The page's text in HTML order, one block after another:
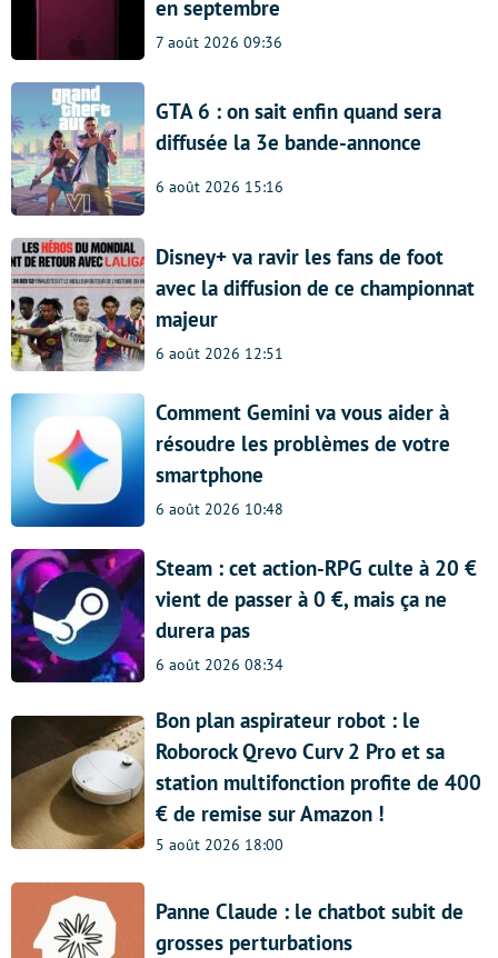
en septembre
7 août 2026 09:36
GTA 6 : on sait enfin quand sera
diffusée la 3e bande-annonce
6 août 2026 15:16
Disney+ va ravir les fans de foot
avec la diffusion de ce championnat
majeur
6 août 2026 12:51
Comment Gemini va vous aider à
résoudre les problèmes de votre
smartphone
6 août 2026 10:48
Steam : cet action-RPG culte à 20 €
vient de passer à 0 €, mais ça ne
durera pas
6 août 2026 08:34
Bon plan aspirateur robot : le
Roborock Qrevo Curv 2 Pro et sa
station multifonction profite de 400
€ de remise sur Amazon !
5 août 2026 18:00
Panne Claude : le chatbot subit de
grosses perturbations